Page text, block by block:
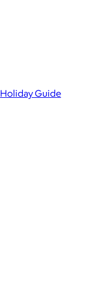
Holiday Guide